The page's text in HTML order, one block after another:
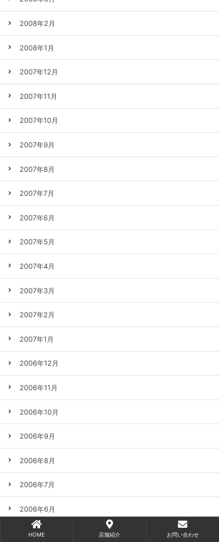
2008年2月
2008年1月
2007年12月
2007年11月
2007年10月
2007年9月
2007年8月
2007年7月
2007年6月
2007年5月
2007年4月
2007年3月
2007年2月
2007年1月
2006年12月
2006年11月
2006年10月
2006年9月
2006年8月
2006年7月
2006年6月
2006年5月
HOME 店舗紹介 お問い合わせ